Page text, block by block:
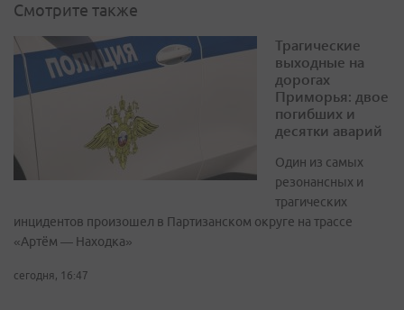
Смотрите также
Трагические
выходные на
дорогах
Приморья: двое
погибших и
десятки аварий
Один из самых
резонансных и
трагических
инцидентов произошел в Партизанском округе на трассе
«Артём — Находка»
сегодня, 16:47